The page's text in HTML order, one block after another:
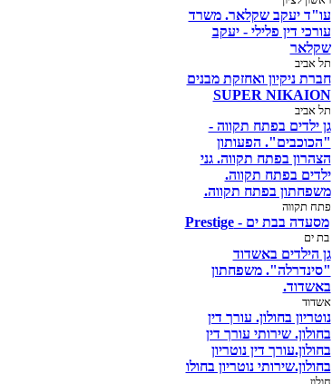
עו"ד יעקב שקלאר. משרד
עורכי דין פלילי - יעקב
שקלאר
תל אביב
חברת ניקיון ואחזקת מבנים
SUPER NIKAION
תל אביב
גן ילדים בפתח תקווה -
"הכוכבים". הפעותון
הצהרון בפתח תקווה. גני
ילדים בפתח תקווה.
משפחתון בפתח תקווה.
פתח תקווה
מסעדה בבת ים - Prestige
בת ים
גן הילדים באשדוד
"סינדרלה". משפחתון
באשדוד.
אשדוד
נוטריון בחולון. עורך דין
בחולון. שירותי עורך דין
בחולון.עורך דין נוטריון
בחולון.שירותי נוטריון בחולו